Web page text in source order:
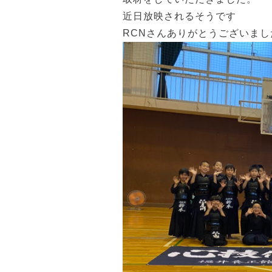
近日放映されるそうです
RCNさんありがとうございま